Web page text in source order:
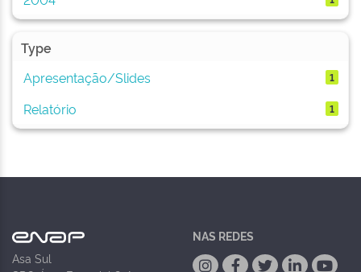
Type
Apresentação/Slides
1
Relatório 1
Asa Sul
NAS REDES